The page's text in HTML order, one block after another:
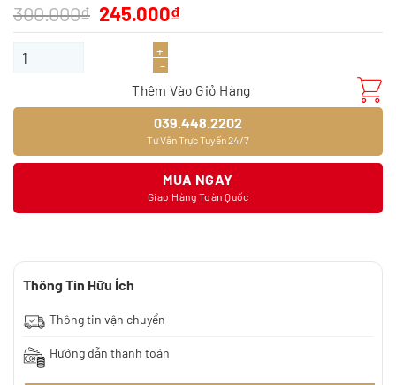
300.000₫ Giá
gốc
là:
300.000₫.
245.000₫Giá
hiện
tại
Sàn nhựa hèm khóa Matfloor Z712 số lượng
Thêm Vào Giỏ Hàng
039.448.2202
Tư Vấn Trực Tuyến 24/7
MUA NGAY
Giao Hàng Toàn Quốc
Thông Tin Hữu Ích
Thông tin vận chuyển
Hướng dẫn thanh toán